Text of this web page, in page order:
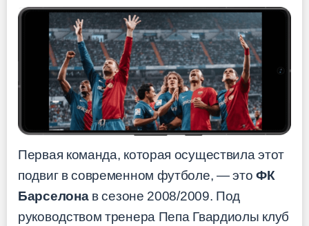
Первая команда, которая осуществила этот
подвиг в современном футболе, — этоФК
Барселонав сезоне 2008/2009. Под
руководством тренера Пепа Гвардиолы клуб